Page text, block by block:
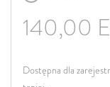
140,00
Dostępna dla